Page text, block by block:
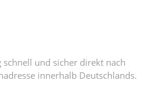
und sicher direkt nach
innerhalb Deutschlands.